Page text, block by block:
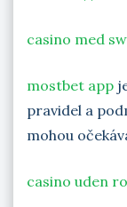
casino med
mostbet app
pravidel a
mohou
casino uden